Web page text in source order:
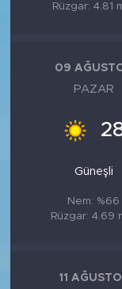
Rüzgar: 4.81
09
PAZAR
Güneşli
Nem: %66
Rüzgar: 4.69
11